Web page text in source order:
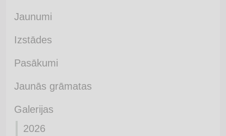
Jaunumi
Izstādes
Pasākumi
Jaunās grāmatas
Galerijas
2026